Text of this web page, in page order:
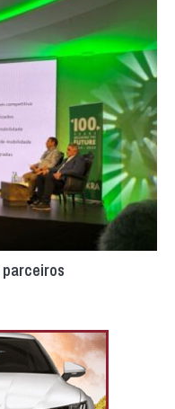
parceiros